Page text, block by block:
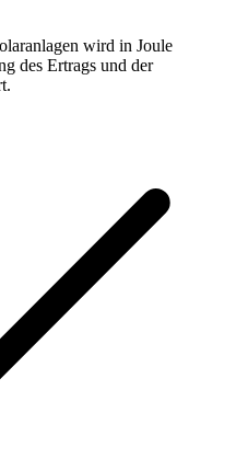
wird in Joule
des Ertrags und der